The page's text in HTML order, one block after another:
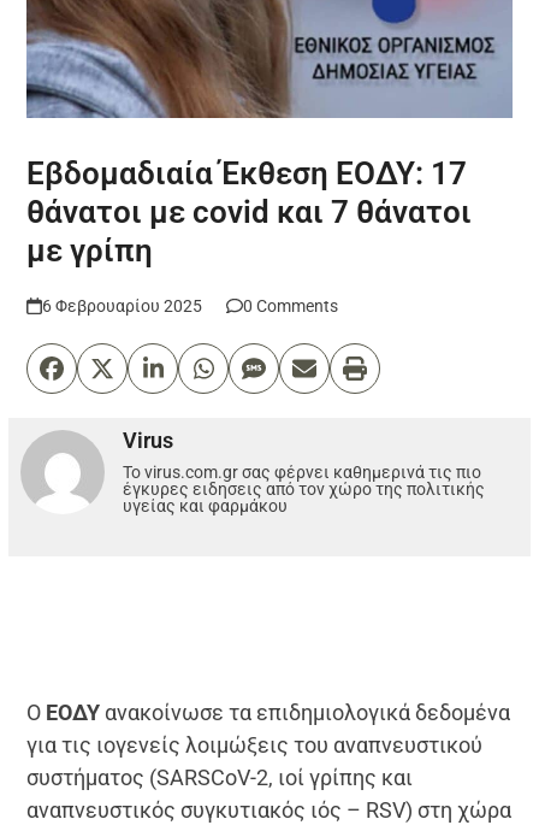
Εβδομαδιαία Έκθεση ΕΟΔΥ: 17
θάνατοι με covid και 7 θάνατοι
με γρίπη
6 Φεβρουαρίου 2025 0 Comments
Virus
Το virus.com.gr σας φέρνει καθημερινά τις πιο
έγκυρες ειδησεις από τον χώρο της πολιτικής
υγείας και φαρμάκου
Ο ΕΟΔΥ ανακοίνωσε τα επιδημιολογικά δεδομένα
για τις ιογενείς λοιμώξεις του αναπνευστικού
συστήματος (SARSCoV-2, ιοί γρίπης και
αναπνευστικός συγκυτιακός ιός – RSV) στη χώρα